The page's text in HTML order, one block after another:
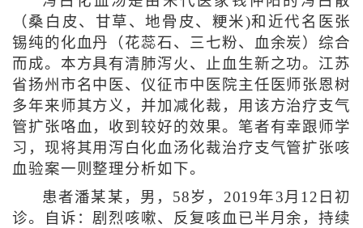
（桑白皮、甘草、地骨皮、粳米)和近代名医张
锡纯的化血丹（花蕊石、三七粉、血余炭）综合
而成。本方具有清肺泻火、止血生新之功。江苏
省扬州市名中医、仪征市中医院主任医师张恩树
多年来师其方义，并加减化裁，用该方治疗支气
管扩张咯血，收到较好的效果。笔者有幸跟师学
习，现将其用泻白化血汤化裁治疗支气管扩张咳
血验案一则整理分析如下。
患者潘某某，男，58岁，2019年3月12日初
诊。自诉：剧烈咳嗽、反复咳血已半月余，持续